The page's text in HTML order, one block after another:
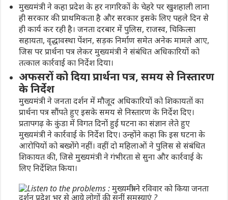
मुख्यमंत्री ने कहा प्रदेश के हर नागरिकों के चेहरे पर खुशहाली लाना
ही सरकार की प्राथमिकता है और सरकार इसके लिए पहले दिन से
ही कार्य कर रही है। जनता दरबार में पुलिस, राजस्व, चिकित्सा
सहायता, वृद्धावस्था पेंशन, सड़क निर्माण समेत अनेक मामले आए,
जिस पर प्रार्थना पत्र लेकर मुख्यमंत्री ने संबंधित अधिकारियों को
तत्काल कार्रवाई का निर्देश दिया।
अफसरों को दिया प्रार्थना पत्र, समय से निस्तारण
के निर्देश
मुख्यमंत्री ने जनता दर्शन में मौजूद अधिकारियों को शिकायतों का
प्रार्थना पत्र सौंपते हुए इसके समय से निस्तारण के निर्देश दिए।
प्रतापगढ़ के कुंडा में विगत दिनों हुई घटना का संज्ञान लेते हुए
मुख्यमंत्री ने कार्रवाई के निर्देश दिए। उन्होंने कहा कि इस घटना के
आरोपियों को बख्शेंगे नहीं। वहीं दो महिलाओं ने पुलिस से संबंधित
शिकायत की, जिसे मुख्यमंत्री ने गंभीरता से सुना और कार्रवाई के
लिए निर्देशित किया।